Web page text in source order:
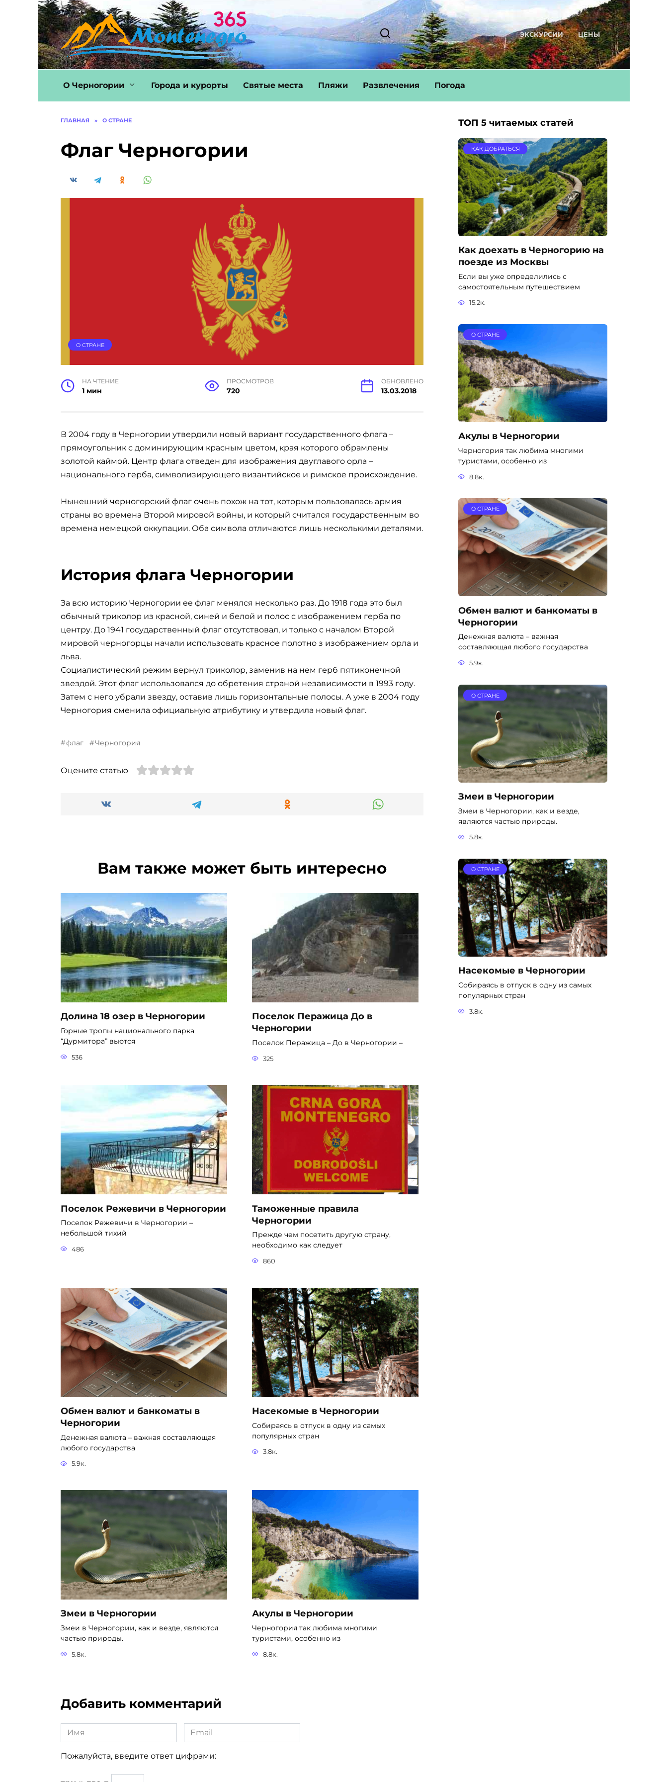
содержанию
ЭКСКУРСИИ ЦЕНЫ
О Черногории Города и курорты Святые места Пляжи Развлечения Погода
ГЛАВНАЯ » О СТРАНЕ
Флаг Черногории
О СТРАНЕ
НА ЧТЕНИЕ
1 мин
ПРОСМОТРОВ
720
ОБНОВЛЕНО
13.03.2018
В 2004 году в Черногории утвердили новый вариант государственного флага –
прямоугольник с доминирующим красным цветом, края которого обрамлены
золотой каймой. Центр флага отведен для изображения двуглавого орла –
национального герба, символизирующего византийское и римское происхождение.
Нынешний черногорский флаг очень похож на тот, которым пользовалась армия
страны во времена Второй мировой войны, и который считался государственным во
времена немецкой оккупации. Оба символа отличаются лишь несколькими деталями.
История флага Черногории
За всю историю Черногории ее флаг менялся несколько раз. До 1918 года это был
обычный триколор из красной, синей и белой и полос с изображением герба по
центру. До 1941 государственный флаг отсутствовал, и только с началом Второй
мировой черногорцы начали использовать красное полотно з изображением орла и
льва.
Социалистический режим вернул триколор, заменив на нем герб пятиконечной
звездой. Этот флаг использовался до обретения страной независимости в 1993 году.
Затем с него убрали звезду, оставив лишь горизонтальные полосы. А уже в 2004 году
Черногория сменила официальную атрибутику и утвердила новый флаг.
флаг Черногория
Оцените статью
Вам также может быть интересно
Долина 18 озер в Черногории
Горные тропы национального парка
“Дурмитора” вьются
536
Поселок Перажица До в
Черногории
Поселок Перажица – До в Черногории –
325
Поселок Режевичи в Черногории
Поселок Режевичи в Черногории –
небольшой тихий
486
Таможенные правила
Черногории
Прежде чем посетить другую страну,
необходимо как следует
860
Обмен валют и банкоматы в
Черногории
Денежная валюта – важная составляющая
любого государства
5.9к.
Насекомые в Черногории
Собираясь в отпуск в одну из самых
популярных стран
3.8к.
Змеи в Черногории
Змеи в Черногории, как и везде, являются
частью природы.
5.8к.
Акулы в Черногории
Черногория так любима многими
туристами, особенно из
8.8к.
Добавить комментарий
Имя
*
Email
*
Пожалуйста, введите ответ цифрами:
ТОП 5 читаемых статей
КАК ДОБРАТЬСЯ
Как доехать в Черногорию на
поезде из Москвы
Если вы уже определились с
самостоятельным путешествием
15.2к.
О СТРАНЕ
Акулы в Черногории
Черногория так любима многими
туристами, особенно из
8.8к.
О СТРАНЕ
Обмен валют и банкоматы в
Черногории
Денежная валюта – важная
составляющая любого государства
5.9к.
О СТРАНЕ
Змеи в Черногории
Змеи в Черногории, как и везде,
являются частью природы.
5.8к.
О СТРАНЕ
Насекомые в Черногории
Собираясь в отпуск в одну из самых
популярных стран
3.8к.